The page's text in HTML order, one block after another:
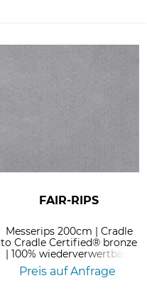
FAIR-RIPS
Messerips 200cm | Cradle
to Cradle Certified® bronze
| 100% wiederverwertbar |
23% weniger CO2 in...
Preis auf Anfrage